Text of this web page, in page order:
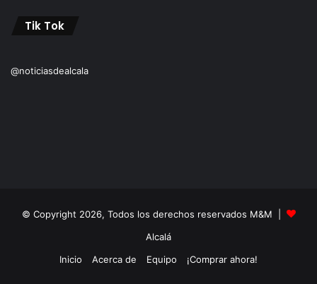
Tik Tok
@noticiasdealcala
© Copyright 2026, Todos los derechos reservados M&M |
Alcalá
Inicio
Acerca de Equipo ¡Comprar ahora!